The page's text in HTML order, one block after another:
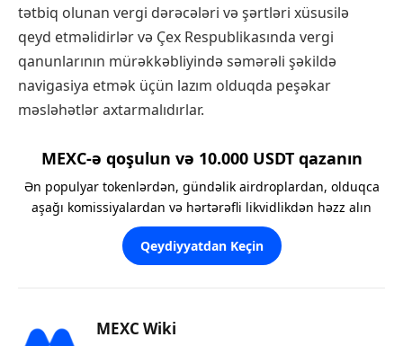
tətbiq olunan vergi dərəcələri və şərtləri xüsusilə
qeyd etməlidirlər və Çex Respublikasında vergi
qanunlarının mürəkkəbliyində səmərəli şəkildə
navigasiya etmək üçün lazım olduqda peşəkar
məsləhətlər axtarmalıdırlar.
MEXC-ə qoşulun və 10.000 USDT qazanın
Ən populyar tokenlərdən, gündəlik airdroplardan, olduqca
aşağı komissiyalardan və hərtərəfli likvidlikdən həzz alın
Qeydiyyatdan Keçin
MEXC Wiki